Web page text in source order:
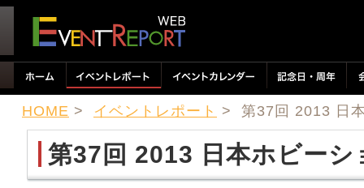
HOME > イベントレポート > 第37回 2013 日
第37回 2013 日本ホビーシ